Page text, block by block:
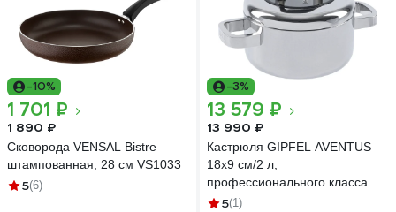
-10%
1 701 ₽
1 890 ₽
Сковорода VENSAL Bistre
штампованная, 28 см VS1033
5(6)
-3%
13 579 ₽
13 990 ₽
Кастрюля GIPFEL AVENTUS
18x9 см/2 л,
профессионального класса с
5-слойным корпусом, с
5(1)